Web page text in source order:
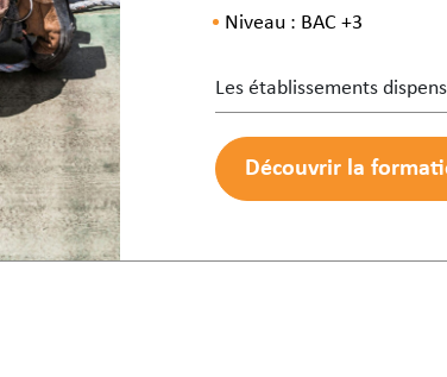
Niveau : BAC +3
Les établissements
Découvrir la